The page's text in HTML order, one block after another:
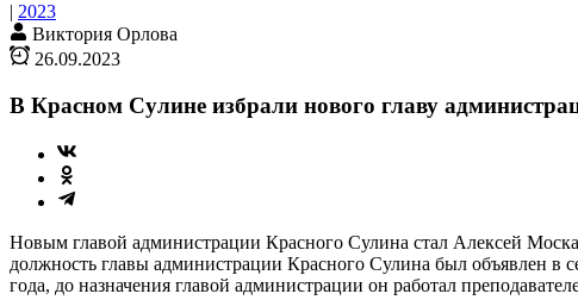
| 2023
Виктория Орлова
26.09.2023
В Красном Сулине избрали нового главу
Новым главой администрации Красного Сулина стал Алексей
должность главы администрации Красного Сулина был объявлен в
года, до назначения главой администрации он работал